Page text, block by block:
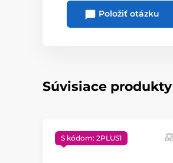
Položiť otázku
Súvisiace produkty
S kódom: 2PLUS1